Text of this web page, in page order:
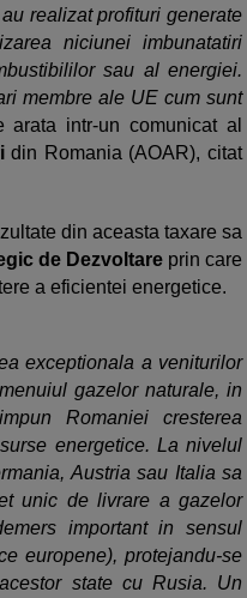
realizat profituri generate
niciunei imbunatatiri
sau al energiei.
membre ale UE cum sunt
arata intr-un comunicat al
din Romania (AOAR), citat
din aceasta taxare sa
de Dezvoltare prin care
a eficientei energetice.
exceptionala a veniturilor
gazelor naturale, in
Romaniei cresterea
energetice. La nivelul
Austria sau Italia sa
unic de livrare a gazelor
important in sensul
europene), protejandu-se
state cu Rusia. Un